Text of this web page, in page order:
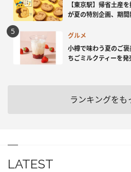
【東京駅】帰省土産
が夏の特別企画、期間
グルメ
小樽で味わう夏のご
ちごミルクティーを発
ランキングをも
LATEST